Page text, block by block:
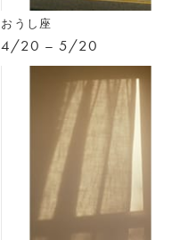
おうし座
4/20 – 5/20